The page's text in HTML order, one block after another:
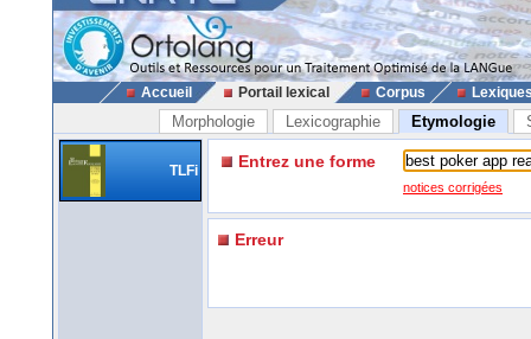
Accueil Portail lexical Corpus
Morphologie Lexicographie Etymologie
TLFi Entrez une forme
notices corrigées
Erreur